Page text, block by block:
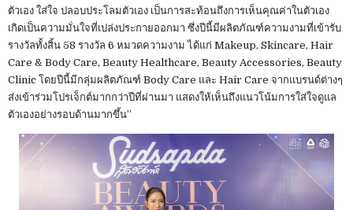
ตัวเอง ใส่ใจ ปลอบประโลมตัวเอง เป็นการสะท้อนถึงการเห็นคุณค่าในตัวเอง
เกิดเป็นความมั่นใจที่เปล่งประกายออกมา ซึ่งปีนี้มีผลิตภัณฑ์ความงามที่เข้ารับ
รางวัลทั้งสิ้น 58 รางวัล 6 หมวดความงาม ได้แก่ Makeup, Skincare, Hair
Care & Body Care, Beauty Healthcare, Beauty Accessories, Beauty
Clinic โดยปีนี้มีกลุ่มผลิตภัณฑ์ Body Care และ Hair Care จากแบรนด์ต่างๆ
ส่งเข้าร่วมโปรเจ็กต์มากกว่าปีที่ผ่านมา แสดงให้เห็นถึงแนวโน้มการใส่ใจดูแล
ตัวเองอย่างรอบด้านมากขึ้น”